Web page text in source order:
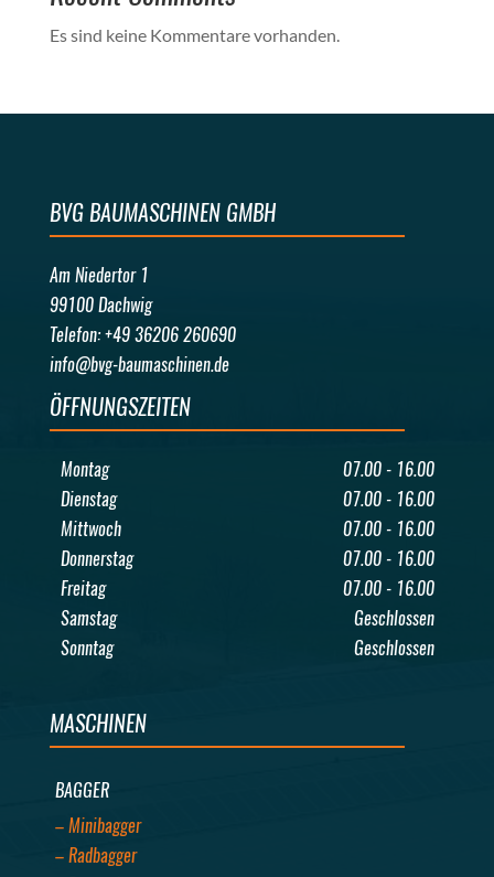
Es sind keine Kommentare vorhanden.
BVG BAUMASCHINEN GMBH
Am Niedertor 1
99100 Dachwig
Telefon: +49 36206 260690
info@bvg-baumaschinen.de
ÖFFNUNGSZEITEN
Montag
07.00 - 16.00
Dienstag
07.00 - 16.00
Mittwoch
07.00 - 16.00
Donnerstag
07.00 - 16.00
Freitag
07.00 - 16.00
Samstag
Geschlossen
Sonntag
Geschlossen
MASCHINEN
BAGGER
– Minibagger
– Radbagger